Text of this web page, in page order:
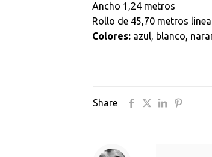
Ancho 1,24 metros
Rollo de 45,70 metros
Colores:azul, blanco,
Share